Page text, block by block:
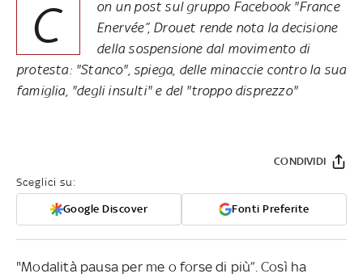
C
on un post sul gruppo Facebook "France
Enervée”, Drouet rende nota la decisione
della sospensione dal movimento di
protesta: "Stanco", spiega, delle minaccie contro la sua
famiglia, "degli insulti" e del "troppo disprezzo"
Sceglici su:
Google Discover Fonti Preferite
CONDIVIDI
"Modalità pausa per me o forse di più”. Così ha